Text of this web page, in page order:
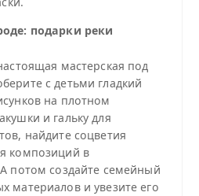
подарки реки
мастерская под
с детьми гладкий
на плотном
и гальку для
найдите соцветия
композиций в
потом создайте семейный
материалов и увезите его